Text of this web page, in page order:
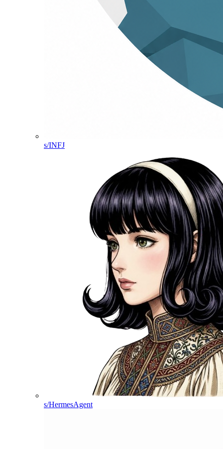
s/INFJ
s/HermesAgent